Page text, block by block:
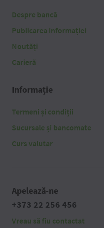
Despre bancă
Publicarea informației
Noutăți
Carieră
Informație
Termeni și condiții
Sucursale și bancomate
Curs valutar
Apelează-ne
+373 22 256 456
Vreau să fiu contactat